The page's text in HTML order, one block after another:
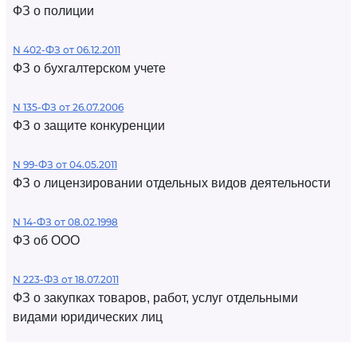
ФЗ о полиции
N 402-ФЗ от 06.12.2011
ФЗ о бухгалтерском учете
N 135-ФЗ от 26.07.2006
ФЗ о защите конкуренции
N 99-ФЗ от 04.05.2011
ФЗ о лицензировании отдельных видов деятельности
N 14-ФЗ от 08.02.1998
ФЗ об ООО
N 223-ФЗ от 18.07.2011
ФЗ о закупках товаров, работ, услуг отдельными
видами юридических лиц